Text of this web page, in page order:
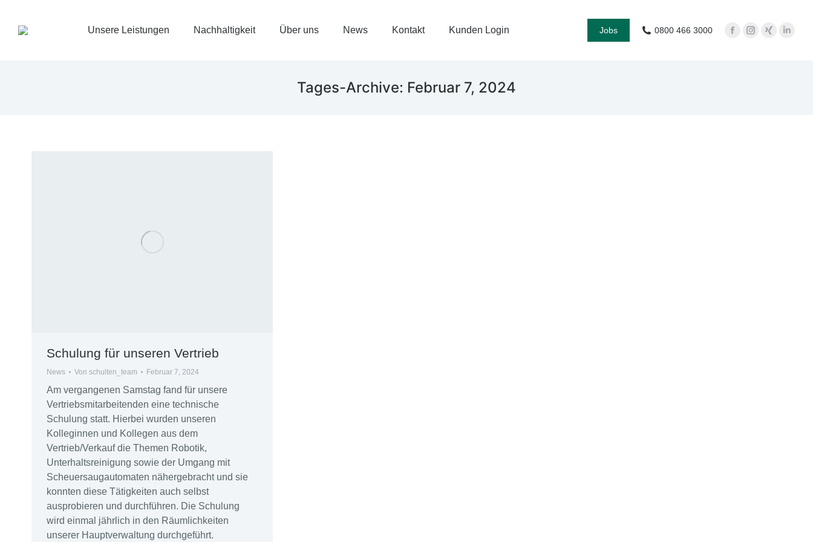
Unsere Leistungen Nachhaltigkeit Über uns News Kontakt Kunden Login Jobs 0800 466 3000
Tages-Archive: Februar 7, 2024
Schulung für unseren Vertrieb
News Von schulten_team Februar 7, 2024
Am vergangenen Samstag fand für unsere
Vertriebsmitarbeitenden eine technische
Schulung statt. Hierbei wurden unseren
Kolleginnen und Kollegen aus dem
Vertrieb/Verkauf die Themen Robotik,
Unterhaltsreinigung sowie der Umgang mit
Scheuersaugautomaten nähergebracht und sie
konnten diese Tätigkeiten auch selbst
ausprobieren und durchführen. Die Schulung
wird einmal jährlich in den Räumlichkeiten
unserer Hauptverwaltung durchgeführt.